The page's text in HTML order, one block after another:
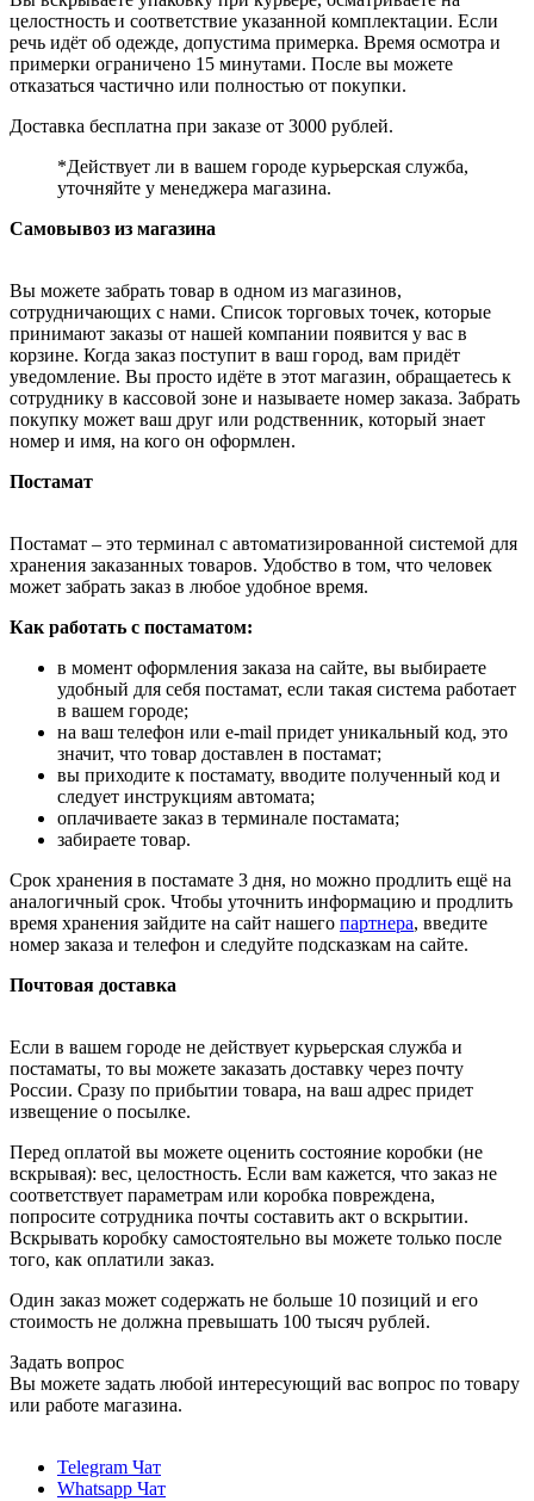
целостность и соответствие указанной комплектации. Если
речь идёт об одежде, допустима примерка. Время осмотра и
примерки ограничено 15 минутами. После вы можете
отказаться частично или полностью от покупки.
Доставка бесплатна при заказе от 3000 рублей.
*Действует ли в вашем городе курьерская служба,
уточняйте у менеджера магазина.
Самовывоз из магазина
Вы можете забрать товар в одном из магазинов,
сотрудничающих с нами. Список торговых точек, которые
принимают заказы от нашей компании появится у вас в
корзине. Когда заказ поступит в ваш город, вам придёт
уведомление. Вы просто идёте в этот магазин, обращаетесь к
сотруднику в кассовой зоне и называете номер заказа. Забрать
покупку может ваш друг или родственник, который знает
номер и имя, на кого он оформлен.
Постамат
Постамат – это терминал с автоматизированной системой для
хранения заказанных товаров. Удобство в том, что человек
может забрать заказ в любое удобное время.
Как работать с постаматом:
в момент оформления заказа на сайте, вы выбираете
удобный для себя постамат, если такая система работает
в вашем городе;
на ваш телефон или e-mail придет уникальный код, это
значит, что товар доставлен в постамат;
вы приходите к постамату, вводите полученный код и
следует инструкциям автомата;
оплачиваете заказ в терминале постамата;
забираете товар.
Срок хранения в постамате 3 дня, но можно продлить ещё на
аналогичный срок. Чтобы уточнить информацию и продлить
время хранения зайдите на сайт нашего партнера, введите
номер заказа и телефон и следуйте подсказкам на сайте.
Почтовая доставка
Если в вашем городе не действует курьерская служба и
постаматы, то вы можете заказать доставку через почту
России. Сразу по прибытии товара, на ваш адрес придет
извещение о посылке.
Перед оплатой вы можете оценить состояние коробки (не
вскрывая): вес, целостность. Если вам кажется, что заказ не
соответствует параметрам или коробка повреждена,
попросите сотрудника почты составить акт о вскрытии.
Вскрывать коробку самостоятельно вы можете только после
того, как оплатили заказ.
Один заказ может содержать не больше 10 позиций и его
стоимость не должна превышать 100 тысяч рублей.
Задать вопрос
Вы можете задать любой интересующий вас вопрос по товару
или работе магазина.
Telegram Чат
Whatsapp Чат